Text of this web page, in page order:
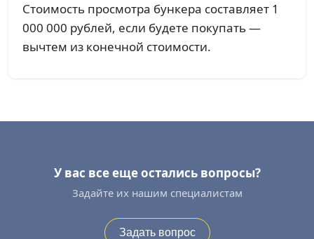
Стоимость просмотра бункера составляет 1
000 000 рублей, если будете покупать —
вычтем из конечной стоимости.
У вас все еще остались вопросы?
Задайте их нашим специалистам
Задать вопрос